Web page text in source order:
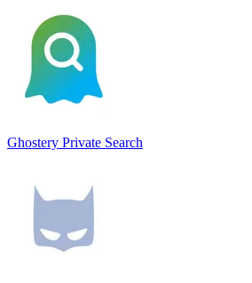
Ghostery Private Search